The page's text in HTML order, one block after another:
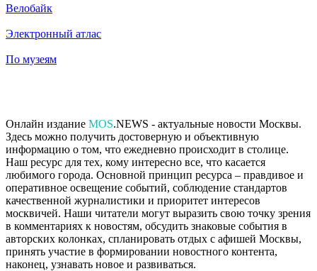
Велобайк
Электронный атлас
По музеям
Онлайн издание MOS.NEWS - актуальные новости Москвы.
Здесь можно получить достоверную и объективную
информацию о том, что ежедневно происходит в столице.
Наш ресурс для тех, кому интересно все, что касается
любимого города. Основной принцип ресурса – правдивое и
оперативное освещение событий, соблюдение стандартов
качественной журналистики и приоритет интересов
москвичей. Наши читатели могут выразить свою точку зрения
в комментариях к новостям, обсудить знаковые события в
авторских колонках, спланировать отдых с афишей Москвы,
принять участие в формировании новостного контента,
наконец, узнавать новое и развиваться.